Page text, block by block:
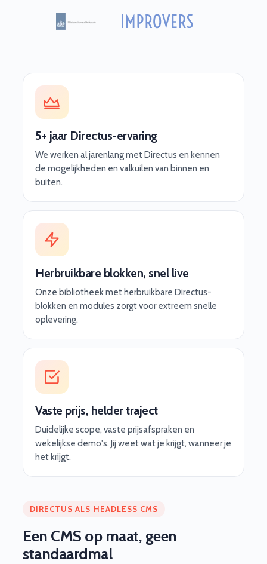
5+ jaar Directus-ervaring
We werken al jarenlang met Directus en kennen
de mogelijkheden en valkuilen van binnen en
buiten.
Herbruikbare blokken, snel live
Onze bibliotheek met herbruikbare Directus-
blokken en modules zorgt voor extreem snelle
oplevering.
Vaste prijs, helder traject
Duidelijke scope, vaste prijsafspraken en
wekelijkse demo's. Jij weet wat je krijgt, wanneer je
het krijgt.
DIRECTUS ALS HEADLESS CMS
Een CMS op maat, geen
standaardmal